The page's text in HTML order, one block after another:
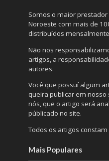
Somos o maior
Noroeste com mais de
distribuídos
Não nos
artigos, a
autores.
Você que possuí algum
queira publicar em
nós, que o artigo será
públicado no site.
Todos os artigos
Mais Populares